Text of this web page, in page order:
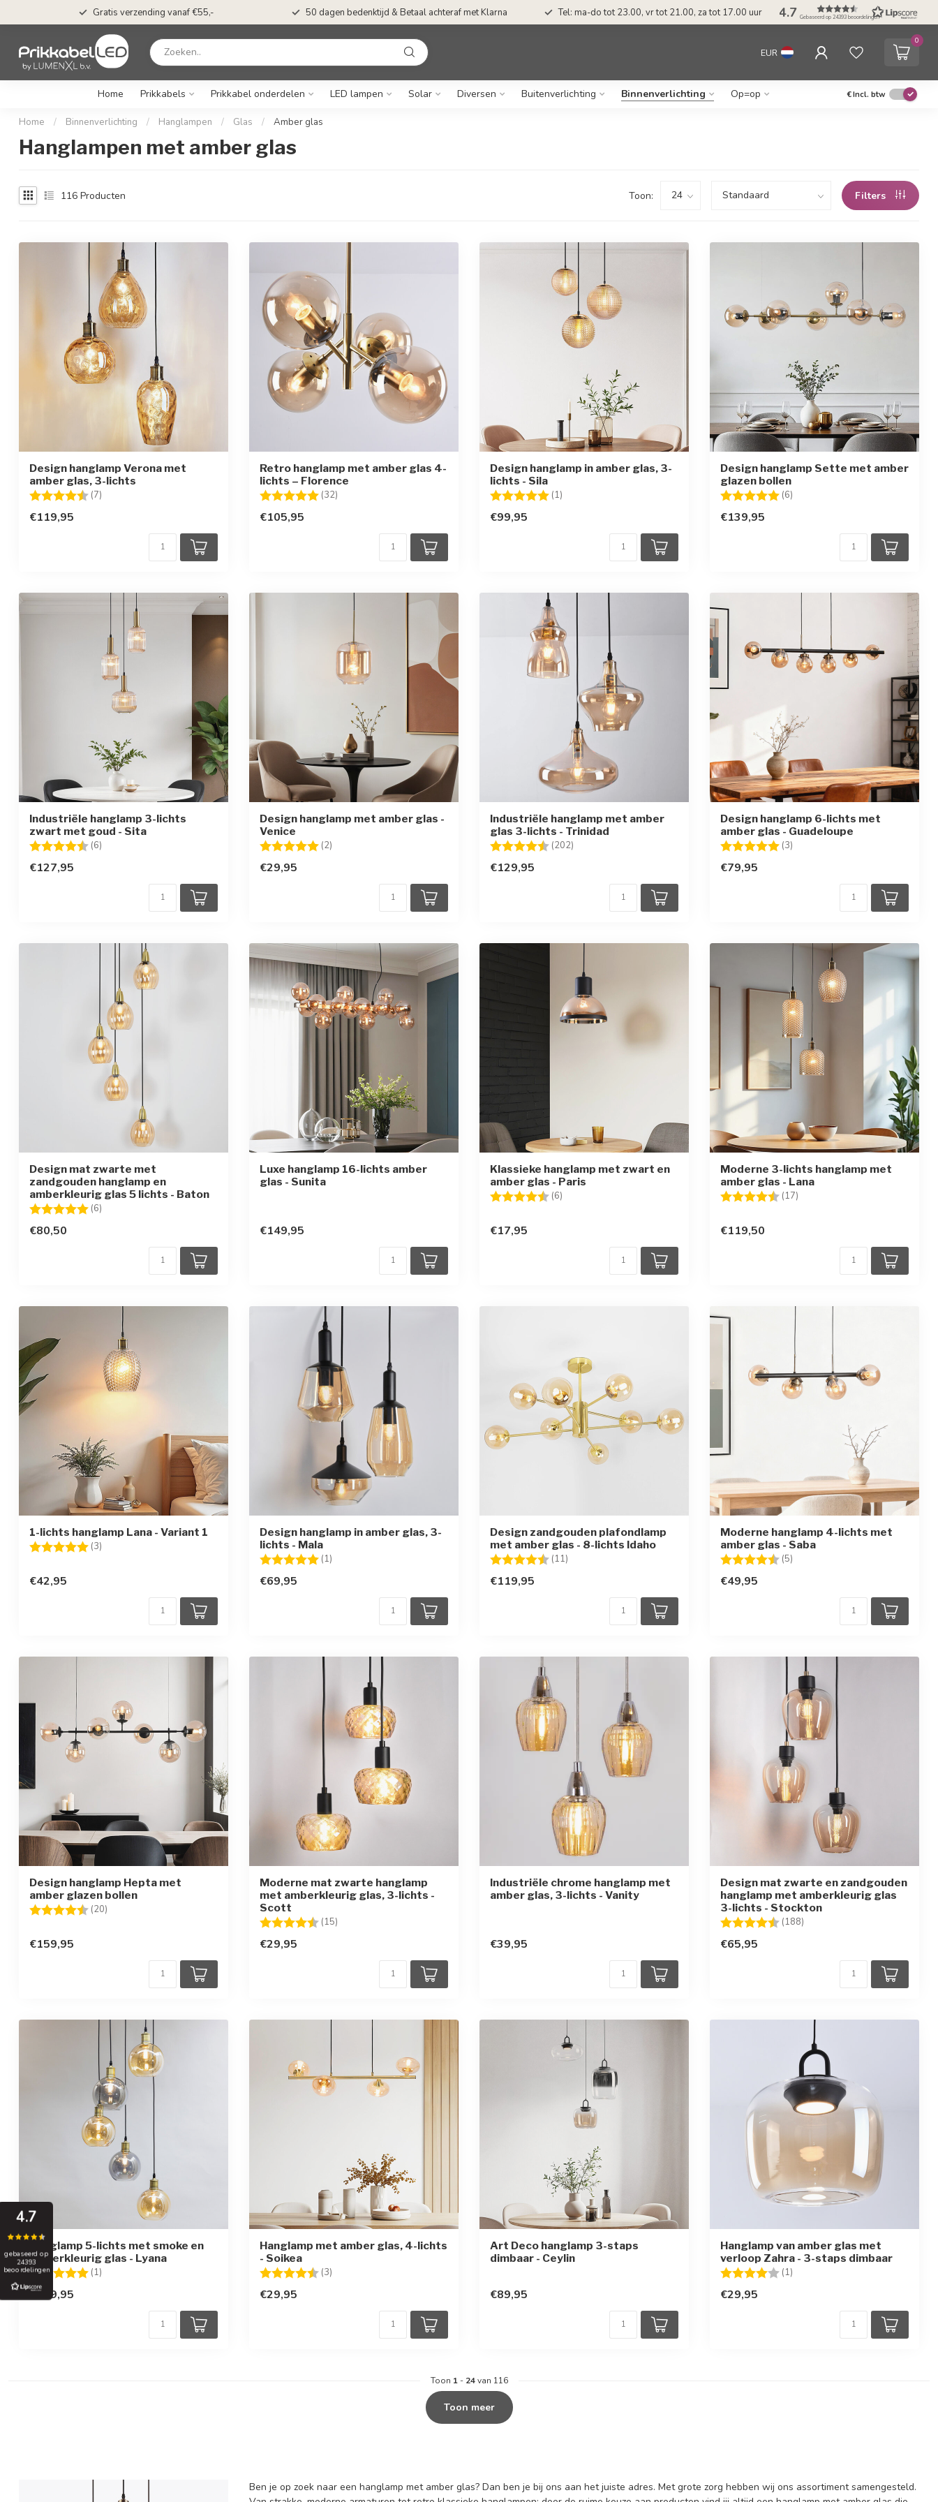
Gratis verzending vanaf €55,- 50 dagen bedenktijd & Betaal achteraf met Klarna Tel: ma-do tot 23.00, vr tot 21.00, za tot 17.00 uur 4.7 Gebaseerd op 24393 beoordelingen
EUR
0
Home Prikkabels Prikkabel onderdelen LED lampen Solar Diversen Buitenverlichting Binnenverlichting Op=op €Incl. btw
Home / Binnenverlichting / Hanglampen / Glas / Amber glas
Hanglampen met amber glas
116 Producten Toon: Filters
Design hanglamp Verona met
amber glas, 3-lichts
Beoordeling: (7)
€119,95
Retro hanglamp met amber glas 4-
lichts – Florence
Beoordeling: (32)
€105,95
Design hanglamp in amber glas, 3-
lichts - Sila
Beoordeling: (1)
€99,95
Design hanglamp Sette met amber
glazen bollen
Beoordeling: (6)
€139,95
Industriële hanglamp 3-lichts
zwart met goud - Sita
Beoordeling: (6)
€127,95
Design hanglamp met amber glas -
Venice
Beoordeling: (2)
€29,95
Industriële hanglamp met amber
glas 3-lichts - Trinidad
Beoordeling: (202)
€129,95
Design hanglamp 6-lichts met
amber glas - Guadeloupe
Beoordeling: (3)
€79,95
Design mat zwarte met
zandgouden hanglamp en
amberkleurig glas 5 lichts - Baton
Beoordeling: (6)
€80,50
Luxe hanglamp 16-lichts amber
glas - Sunita
€149,95
Klassieke hanglamp met zwart en
amber glas - Paris
Beoordeling: (6)
€17,95
Moderne 3-lichts hanglamp met
amber glas - Lana
Beoordeling: (17)
€119,50
1-lichts hanglamp Lana - Variant 1
Beoordeling: (3)
€42,95
Design hanglamp in amber glas, 3-
lichts - Mala
Beoordeling: (1)
€69,95
Design zandgouden plafondlamp
met amber glas - 8-lichts Idaho
Beoordeling: (11)
€119,95
Moderne hanglamp 4-lichts met
amber glas - Saba
Beoordeling: (5)
€49,95
Design hanglamp Hepta met
amber glazen bollen
Beoordeling: (20)
€159,95
Moderne mat zwarte hanglamp
met amberkleurig glas, 3-lichts -
Scott
Beoordeling: (15)
€29,95
Industriële chrome hanglamp met
amber glas, 3-lichts - Vanity
€39,95
Design mat zwarte en zandgouden
hanglamp met amberkleurig glas
3-lichts - Stockton
Beoordeling: (188)
€65,95
Hanglamp 5-lichts met smoke en
amberkleurig glas - Lyana
Beoordeling: (1)
€159,95
Hanglamp met amber glas, 4-lichts
- Soikea
Beoordeling: (3)
€29,95
Art Deco hanglamp 3-staps
dimbaar - Ceylin
€89,95
Hanglamp van amber glas met
verloop Zahra - 3-staps dimbaar
Beoordeling: (1)
€29,95
Toon 1- 24van 116
Toon meer
Ben je op zoek naar een hanglamp met amber glas? Dan ben je bij ons aan het juiste adres. Met grote zorg hebben wij ons assortiment samengesteld.
4.7
gebaseerd op
24393
beoordelingen